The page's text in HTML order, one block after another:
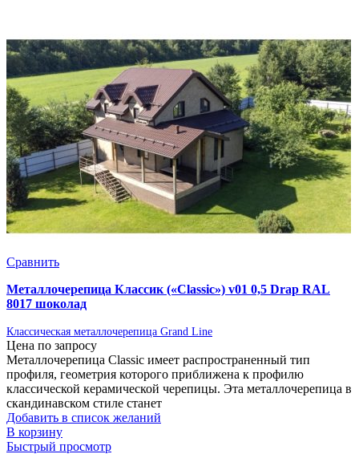
Сравнить
Металлочерепица Классик («Classic») v01 0,5 Drap RAL
8017 шоколад
Классическая металлочерепица Grand Line
Цена по запросу
Металлочерепица Classic имеет распространенный тип
профиля, геометрия которого приближена к профилю
классической керамической черепицы. Эта металлочерепица в
скандинавском стиле станет
Добавить в список желаний
В корзину
Быстрый просмотр